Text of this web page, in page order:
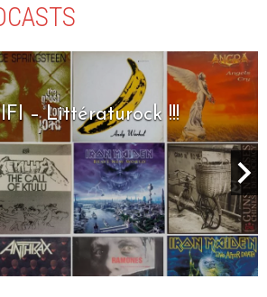
– Littératurock !!!